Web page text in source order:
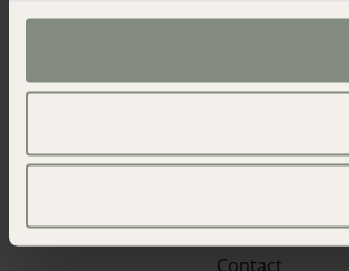
Événements
Contact
Travaille avec nous
Contact